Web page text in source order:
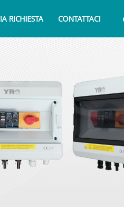
RICHIESTA CONTATTACI